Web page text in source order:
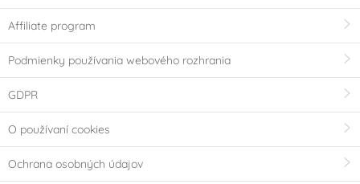
Affiliate program
Podmienky používania webového rozhrania
GDPR
O používaní cookies
Ochrana osobných údajov